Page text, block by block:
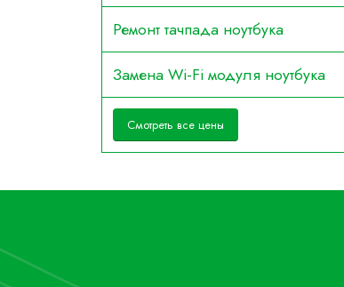
Ремонт тачпада ноутбука
Замена Wi-Fi модуля ноутбука
Смотреть все цены